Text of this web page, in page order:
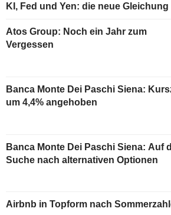
KI, Fed und Yen: die neue
Atos Group: Noch ein Jahr zum
Vergessen
Banca Monte Dei Paschi Siena:
um 4,4% angehoben
Banca Monte Dei Paschi Siena: Auf
Suche nach alternativen Optionen
Airbnb in Topform nach